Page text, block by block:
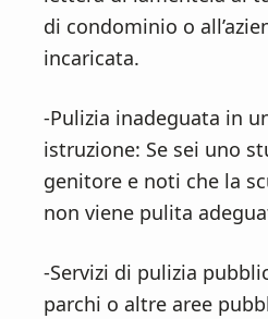
di condominio o
incaricata.
-Pulizia inadeguata in
istruzione: Se sei uno
genitore e noti che la
non viene pulita
-Servizi di pulizia
parchi o altre aree